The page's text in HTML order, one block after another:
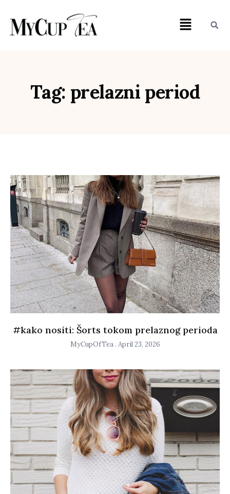
Tag: prelazni period
#kako nositi: Šorts tokom prelaznog perioda
MyCupOfTea April 23, 2026